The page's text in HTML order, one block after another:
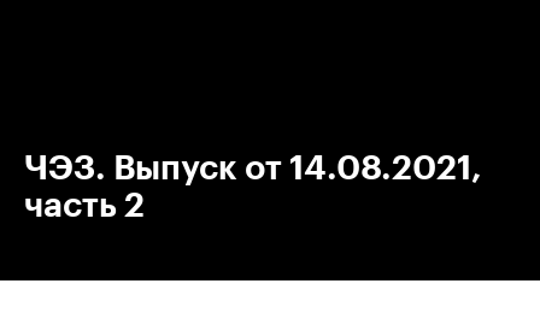
ЧЭЗ. Выпуск от 14.08.2021,
часть 2